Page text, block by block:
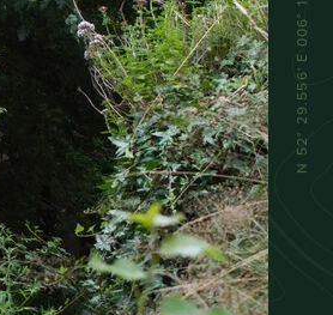
N 52° 29.556' E 006° 12.077'